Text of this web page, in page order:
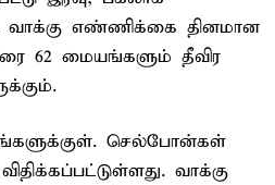
வாக்கு எண்ணிக்கை தினமான
62 மையங்களும் தீவிர
செல்போன்கள்
வாக்கு